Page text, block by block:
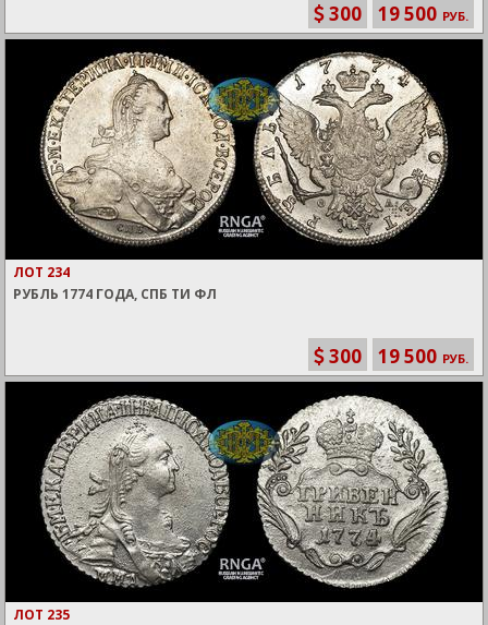
300 19 500 РУБ.
ЛОТ 234
РУБЛЬ 1774 ГОДА, СПБ ТИ ФЛ
300 19 500 РУБ.
ЛОТ 235